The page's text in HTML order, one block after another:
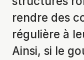
rendre des
régulière à
Ainsi, si le